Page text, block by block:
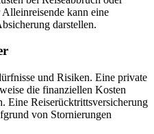
kann eine
darstellen.
und Risiken. Eine private
die finanziellen Kosten
Eine Reiserücktrittsversicherung
von Stornierungen